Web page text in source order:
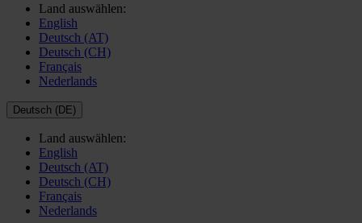
Land auswählen:
English
Deutsch (AT)
Deutsch (CH)
Français
Nederlands
Deutsch (DE)
Land auswählen:
English
Deutsch (AT)
Deutsch (CH)
Français
Nederlands